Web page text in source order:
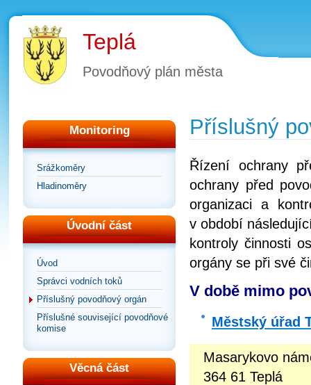
Teplá
Povodňový plán města
Monitoring
Srážkoměry
Hladinoměry
Úvodní část
Úvod
Správci vodních toků
Příslušný povodňový orgán
Příslušné související povodňové
komise
Věcná část
Příslušný
Řízení ochrany
ochrany před
organizaci a
v období
kontroly činnosti
orgány se při své
V době mimo
Městský úřad
Masarykovo
364 61 Teplá